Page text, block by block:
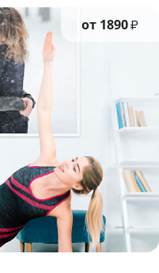
от 1890₽